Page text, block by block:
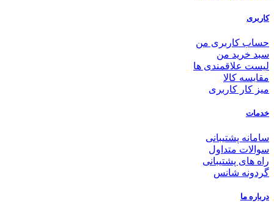
کاربری
حساب کاربری من
سبد خرید من
لیست علاقمندی ها
مقایسه کالا
میز کار کاربری
خدمات
سامانه پشتیبانی
سوالات متداول
راه های پشتیبانی
گردونه شانس
درباره ما